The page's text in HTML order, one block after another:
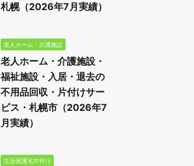
札幌（2026年7月実績）
老人ホーム・介護施設
老人ホーム・介護施設・
福祉施設・入居・退去の
不用品回収・片付けサー
ビス・札幌市（2026年7
月実績）
生活保護宅片付け